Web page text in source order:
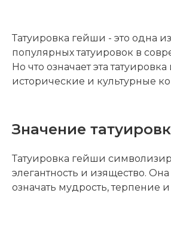
Татуировка гейши - это одна
популярных татуировок в
Но что означает эта
исторические и культурные
Значение
Татуировка гейши
элегантность и изящество.
означать мудрость, терпение и